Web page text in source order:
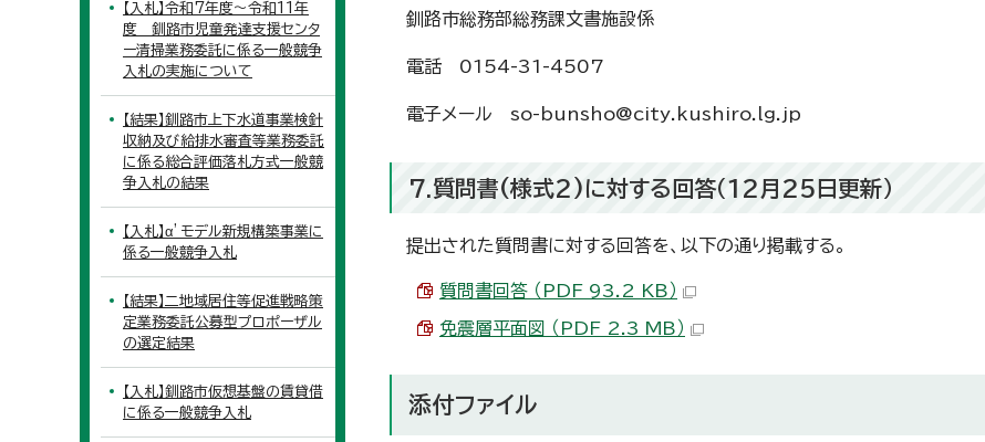
釧路市総務部総務課文書施設係
電話 0154-31-4507
電子メール so-bunsho@city.kushiro.lg.jp
7.質問書(様式2)に対する回答（12月25日更新）
提出された質問書に対する回答を、以下の通り掲載する。
質問書回答 （PDF 93.2 KB）
免震層平面図 （PDF 2.3 MB）
添付ファイル
【入札】令和7年度～令和11年
度 釧路市児童発達支援センタ
ー清掃業務委託に係る一般競争
入札の実施について
【結果】釧路市上下水道事業検針
収納及び給排水審査等業務委託
に係る総合評価落札方式一般競
争入札の結果
【入札】α’モデル新規構築事業に
係る一般競争入札
【結果】二地域居住等促進戦略策
定業務委託公募型プロポーザル
の選定結果
【入札】釧路市仮想基盤の賃貸借
に係る一般競争入札